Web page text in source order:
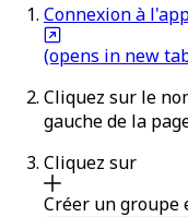
Connexion à
(opens in new
Cliquez sur le
gauche de la
Cliquez sur
Créer un groupe